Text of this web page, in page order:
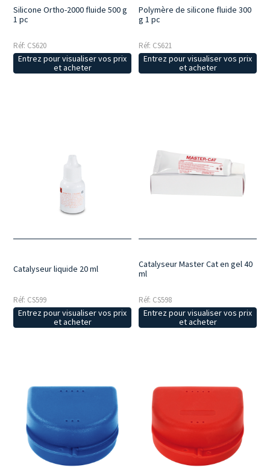
Silicone Ortho-2000 fluide 500 g
1 pc
Réf: CS620
Entrez pour visualiser vos prix
et acheter
Polymère de silicone fluide 300
g 1 pc
Réf: CS621
Entrez pour visualiser vos prix
et acheter
Catalyseur liquide 20 ml
Réf: CS599
Entrez pour visualiser vos prix
et acheter
Catalyseur Master Cat en gel 40
ml
Réf: CS598
Entrez pour visualiser vos prix
et acheter